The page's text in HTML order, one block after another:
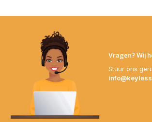
Vragen? Wij
Stuur ons